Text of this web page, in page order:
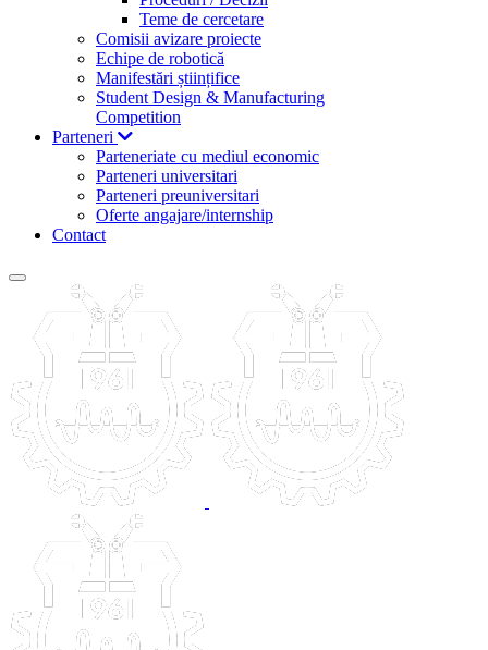
Teme de cercetare
Comisii avizare proiecte
Echipe de robotică
Manifestări științifice
Student Design & Manufacturing
Competition
Parteneri
Parteneriate cu mediul economic
Parteneri universitari
Parteneri preuniversitari
Oferte angajare/internship
Contact